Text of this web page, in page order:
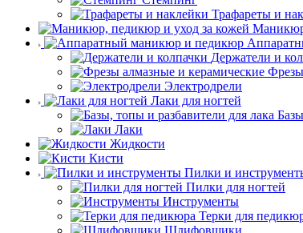
Трафареты и
Держатели и
Электродрели
Лаки для ногтей
Лаки
Жидкости
Кисти
Пилки и
Пилки для ногтей
Инструменты
Терки для
Шлифовщики